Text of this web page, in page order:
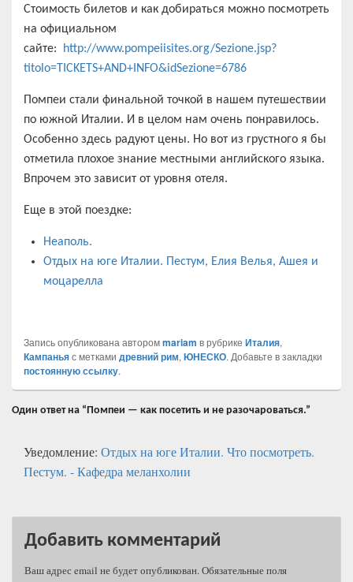
Стоимость билетов и как добираться можно посмотреть
на официальном
сайте:
http://www.pompeiisites.org/Sezione.jsp?
titolo=TICKETS+AND+INFO&idSezione=6786
Помпеи стали финальной точкой в нашем путешествии
по южной Италии. И в целом нам очень понравилось.
Особенно здесь радуют цены. Но вот из грустного я бы
отметила плохое знание местными английского языка.
Впрочем это зависит от уровня отеля.
Еще в этой поездке:
Неаполь.
Отдых на юге Италии. Пестум, Елия Велья, Ашея и
моцарелла
Запись опубликована авторомmariam в рубрике Италия,
Кампаньяс метками древний рим, ЮНЕСКО. Добавьте в закладки
постоянную ссылку.
Один ответ на “Помпеи — как посетить и не разочароваться.”
Уведомление: Отдых на юге Италии. Что посмотреть.
Пестум. - Кафедра меланхолии
Добавить комментарий
Ваш адрес email не будет опубликован.Обязательные поля